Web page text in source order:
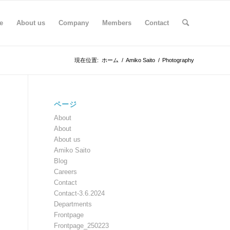
About us Company Members Contact
現在位置: ホーム / Amiko Saito / Photography
ページ
About
About
About us
Amiko Saito
Blog
Careers
Contact
Contact-3.6.2024
Departments
Frontpage
Frontpage_250223